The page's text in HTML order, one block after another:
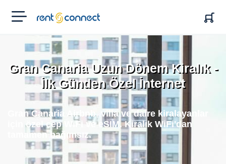
RENT'N
CONNECT
Gran Canaria Uzun Dönem Kiralık -
İlk Günden Özel İnternet
Gran Canaria Airbnb, villa ve daire kiralayanlar
için özel cep WiFi ve eSIM. Kiralık WiFi'dan
tamamen bağımsız.